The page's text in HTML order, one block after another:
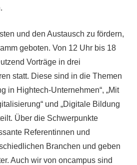
und den Austausch zu fördern,
geboten. Von 12 Uhr bis 18
Vorträge in drei
statt. Diese sind in die Themen
in Hightech-Unternehmen“, „Mit
und „Digitale Bildung
Über die Schwerpunkte
Referentinnen und
Branchen und geben
Auch wir von oncampus sind